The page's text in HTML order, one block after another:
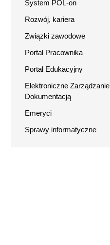
System POL-on
Rozwój, kariera
Związki zawodowe
Portal Pracownika
Portal Edukacyjny
Elektroniczne Zarządzanie
Dokumentacją
Emeryci
Sprawy informatyczne